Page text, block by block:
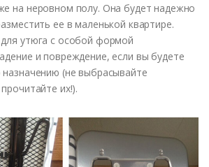
на неровном полу. Она будет надежно
ее в маленькой квартире.
утюга с особой формой
и повреждение, если вы будете
(не выбрасывайте
их!).